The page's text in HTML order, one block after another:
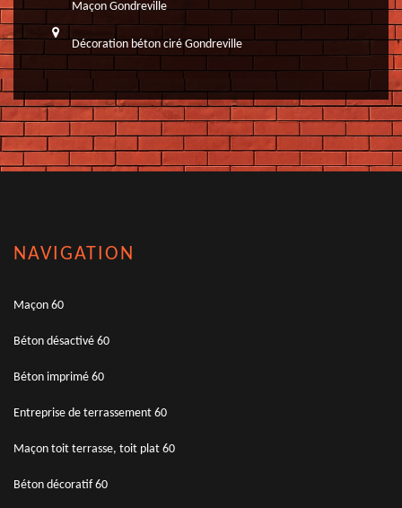
Maçon Gondreville
Décoration béton ciré Gondreville
NAVIGATION
Maçon 60
Béton désactivé 60
Béton imprimé 60
Entreprise de terrassement 60
Maçon toit terrasse, toit plat 60
Béton décoratif 60